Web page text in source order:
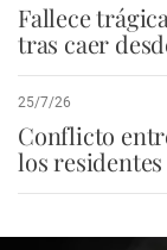
Fallece
tras caer
25/7/26
Conflicto
los